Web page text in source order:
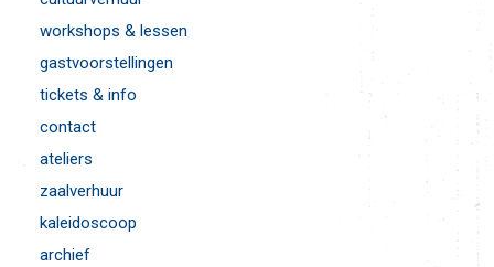
workshops & lessen
gastvoorstellingen
tickets & info
contact
ateliers
zaalverhuur
kaleidoscoop
archief